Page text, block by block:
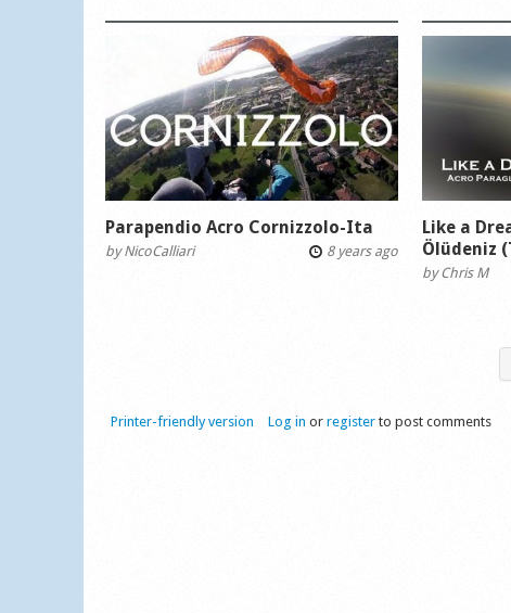
Parapendio Acro Cornizzolo-Ita
byNicoCalliari 8 years ago
Like a
Ölüdeniz
byChris M
Printer-friendly version Log in or register to post comments